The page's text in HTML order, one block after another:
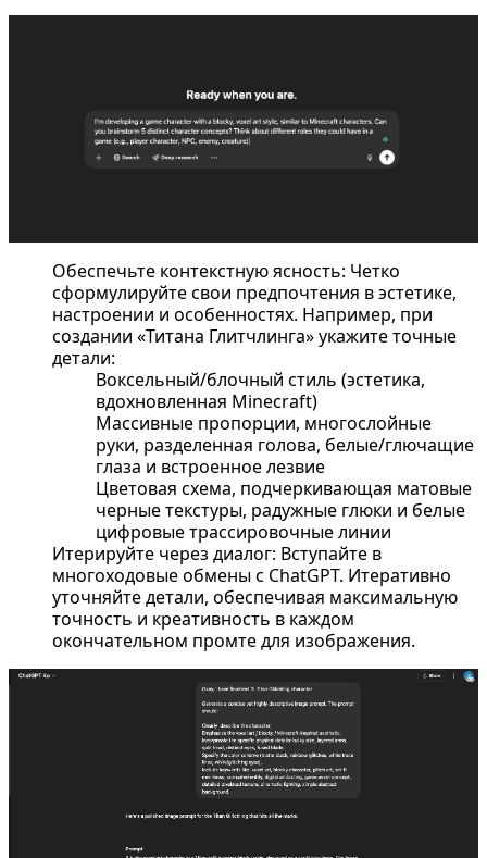
Обеспечьте контекстную ясность: Четко
сформулируйте свои предпочтения в эстетике,
настроении и особенностях. Например, при
создании «Титана Глитчлинга» укажите точные
детали:
Воксельный/блочный стиль (эстетика,
вдохновленная Minecraft)
Массивные пропорции, многослойные
руки, разделенная голова, белые/глючащие
глаза и встроенное лезвие
Цветовая схема, подчеркивающая матовые
черные текстуры, радужные глюки и белые
цифровые трассировочные линии
Итерируйте через диалог: Вступайте в
многоходовые обмены с ChatGPT. Итеративно
уточняйте детали, обеспечивая максимальную
точность и креативность в каждом
окончательном промте для изображения.